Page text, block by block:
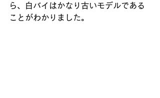
ら、白バイはかなり古いモデルである
ことがわかりました。